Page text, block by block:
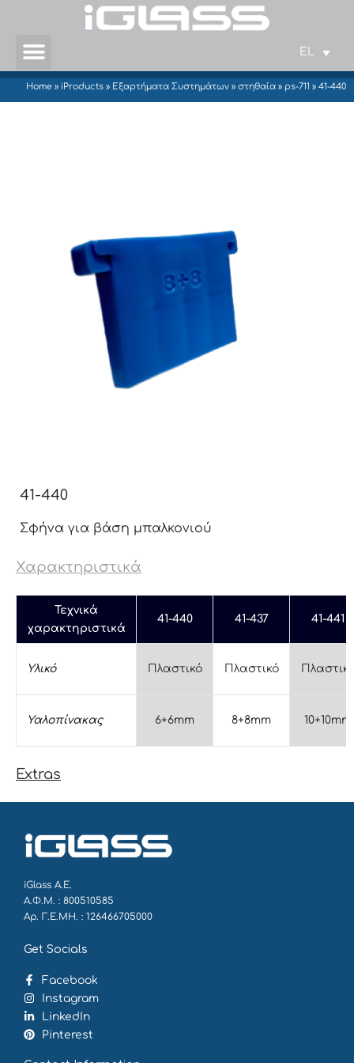
EL
Home » iProducts » Εξαρτήματα Συστημάτων » στηθαία » ps-711 » 41-440
41-440
Σφήνα για βάση μπαλκονιού
Χαρακτηριστικά
Τεχνικά
χαρακτηριστικά
41-440 41-437 41-441
Υλικό Πλαστικό Πλαστικό
Υαλοπίνακας 6+6mm 8+8mm 10+10mm
Extras
iGlass Α.Ε.
Α.Φ.Μ. : 800510585
Αρ. Γ.Ε.ΜΗ. : 126466705000
Get Socials
Facebook
Instagram
LinkedIn
Pinterest